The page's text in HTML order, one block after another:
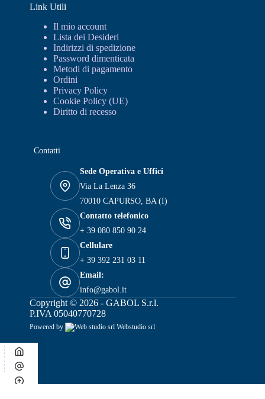
Link Utili
Il mio account
Lista dei Desideri
Indirizzi di spedizione
Password dimenticata
Metodi di pagamento
Ordini
Privacy Policy
Cookie Policy (UE)
Diritto di recesso
Contatti
Sede Operativa e Uffici
Via La Lenza 36
70010 CAPURSO, BA (I)
Contatto telefonico
+ 39 080 850 90 24
Cellulare
+ 39 392 231 03 11
Email:
info@gabol.it
Copyright © 2026 - GABOL S.r.l.
P.IVA 05040770728
Powered by Webstudio srl